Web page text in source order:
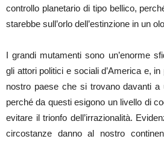
controllo planetario di tipo bellico,
starebbe sull’orlo dell’estinzione in un
I grandi mutamenti sono un’enorme
gli attori politici e sociali d’America e,
nostro paese che si trovano davanti a
perché da questi esigono un livello di
evitare il trionfo dell’irrazionalità.
circostanze danno al nostro